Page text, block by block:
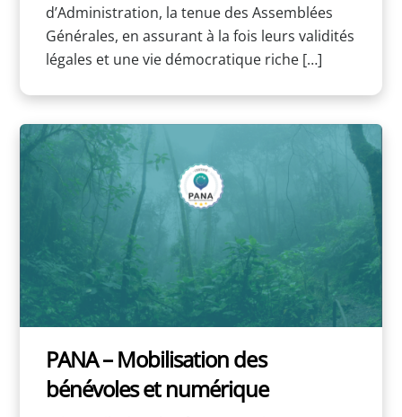
d’Administration, la tenue des Assemblées
Générales, en assurant à la fois leurs validités
légales et une vie démocratique riche […]
PANA – Mobilisation des
bénévoles et numérique